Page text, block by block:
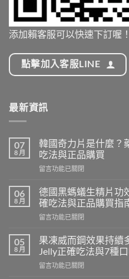
添加賴客服可以快速下訂喔！
點擊加入客服LINE
最新資訊
07
8 月
韓國奇力片是什麼？
吃法與正品購買
在
國
奇
力
片
什
麼？
師
留言功能已關閉
06
8 月
德國黑螞蟻生精片功
確吃法與正品購買指
在
國
黑
螞
蟻
留言功能已關閉
05
8 月
果凍威而鋼效果持續
Jelly正確吃法與7種
在
留言功能已關閉